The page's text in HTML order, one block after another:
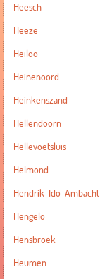
Heesch
Heeze
Heiloo
Heinenoord
Heinkenszand
Hellendoorn
Hellevoetsluis
Helmond
Hendrik-Ido-Ambacht
Hengelo
Hensbroek
Heumen